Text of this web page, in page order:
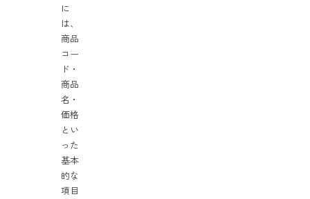
に
は、
商品
コー
ド・
商品
名・
価格
とい
った
基本
的な
項目